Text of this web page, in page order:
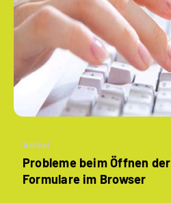
Artikel
Probleme beim Öffnen der
Formulare im Browser